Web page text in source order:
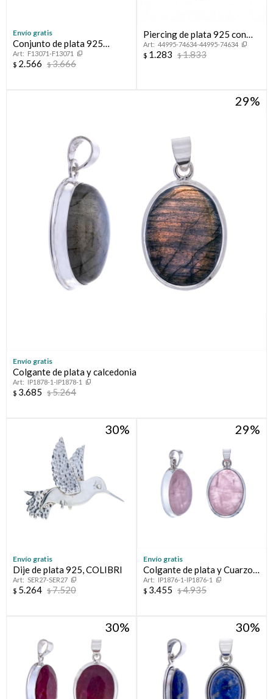
Envío gratis
Conjunto de plata 925
cadena y punto de luz
PERIDOTO
F13071-F13071
$ 2.566 $3.666
Piercing de plata 925 con
circonias, ESTRELLA.
44995-74634-44995-74634
$ 1.283 $1.833
29
Envío gratis
Colgante de plata y calcedonia
IP1878-1-IP1878-1
$ 3.685 $5.264
30
Envío gratis
Dije de plata 925, COLIBRI
SER27-SER27
$ 5.264 $7.520
29
Envío gratis
Colgante de plata y Cuarzo
RosaIP1876-1-IP1876-1
$ 3.455 $4.935
30 30